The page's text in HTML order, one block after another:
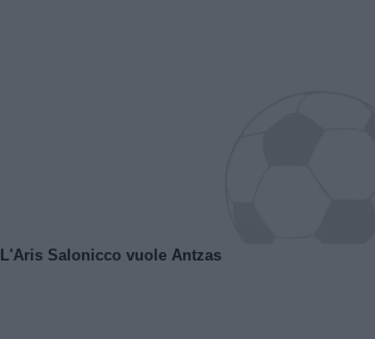
L'Aris Salonicco vuole Antzas